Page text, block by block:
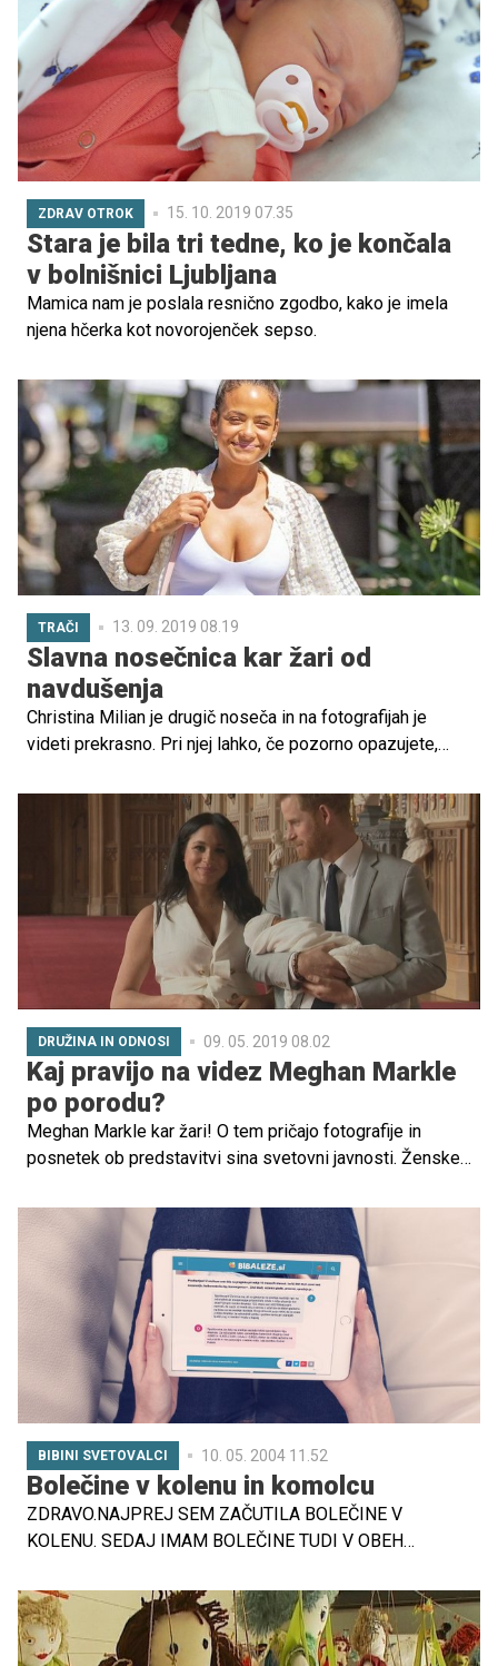
vrtec. S čim se soočajo starši, otroci in vsi bolniki z
luskavico, je razložila Nina Jugovar, dr. med., specialistka
dermatovenerologije.
ZDRAV OTROK 15. 10. 2019 07.35
Stara je bila tri tedne, ko je končala
v bolnišnici Ljubljana
Mamica nam je poslala resnično zgodbo, kako je imela
njena hčerka kot novorojenček sepso.
TRAČI 13. 09. 2019 08.19
Slavna nosečnica kar žari od
navdušenja
Christina Milian je drugič noseča in na fotografijah je
videti prekrasno. Pri njej lahko, če pozorno opazujete,
DRUŽINA IN ODNOSI 09. 05. 2019 08.02
Kaj pravijo na videz Meghan Markle
po porodu?
Meghan Markle kar žari! O tem pričajo fotografije in
posnetek ob predstavitvi sina svetovni javnosti. Ženske
še vedno opazen nosečniški trebušček, da je prav takšna,
kot so bile one same dva dneva po porodu.
BIBINI SVETOVALCI 10. 05. 2004 11.52
Bolečine v kolenu in komolcu
ZDRAVO.NAJPREJ SEM ZAČUTILA BOLEČINE V
KOLENU. SEDAJ IMAM BOLEČINE TUDI V OBEH
VSE SKUPAJ ŽARI. BILA SEM NA PREGLEDU ZA
KOLENO, DOKTORICA JE DEJALA DA JE VN...